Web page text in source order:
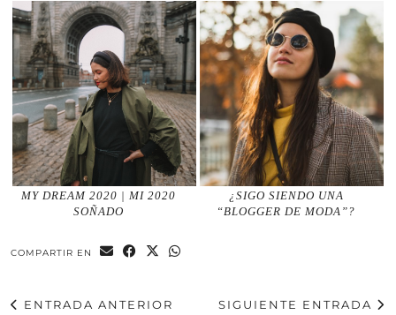
MY DREAM 2020 | MI 2020
SOÑADO
¿SIGO SIENDO UNA
“BLOGGER DE MODA”?
COMPARTIR EN
ENTRADA ANTERIOR
SIGUIENTE ENTRADA